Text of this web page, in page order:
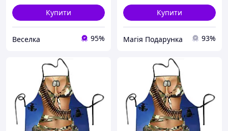
Купити
Веселка 95%
Купити
Магія Подарунка 93%